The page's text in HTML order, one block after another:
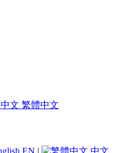
繁體中文
EN | 中文